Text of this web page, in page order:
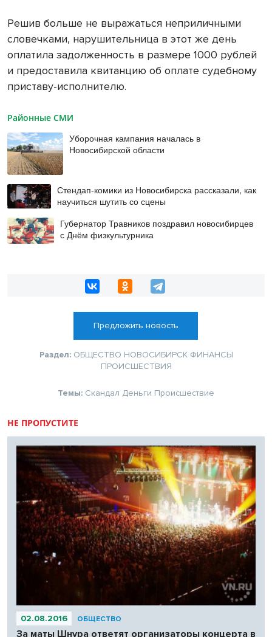
Решив больше не выражаться неприличными
словечками, нарушительница в этот же день
оплатила задолженность в размере 1000 рублей
и предоставила квитанцию об оплате судебному
приставу-исполнителю.
Районные СМИ
Уборочная кампания началась в
Новосибирской области
Стендап-комики из Новосибирска рассказали, как
научиться шутить со сцены
Губернатор Травников поздравил новосибирцев
с Днём физкультурника
Предложить новость
Раздел: ОБЩЕСТВО НОВОСИБИРСК ФИНАНСЫ
ПРОИСШЕСТВИЯ
Темы: Скандал Деньги Происшествие
НЕ ПРОПУСТИТЕ
02.08.2016 ОБЩЕСТВО
За маты Шнура ответят организаторы концерта в